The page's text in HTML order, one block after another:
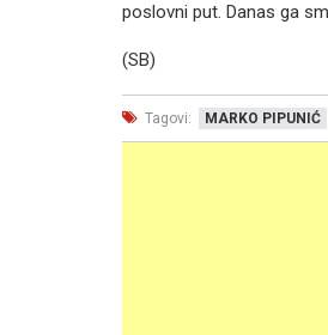
poslovni put. Danas ga
(SB)
Tagovi: MARKO PIPUNIĆ